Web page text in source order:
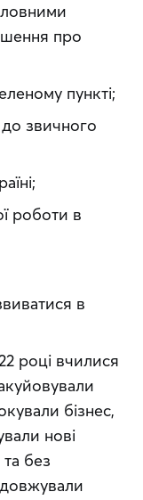
про
пункті;
звичного
роботи в
в
році вчилися
бізнес,
нові
без